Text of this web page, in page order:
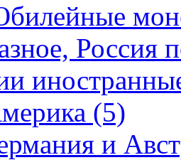
Россия
(5)
и